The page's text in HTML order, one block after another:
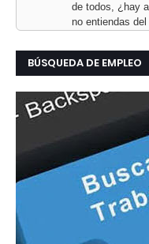
de todos, ¿hay
no entiendas del
BÚSQUEDA DE EMPLEO